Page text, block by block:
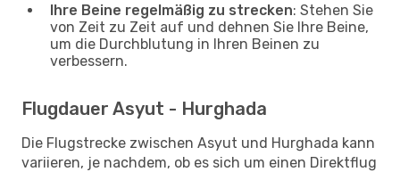
Ihre Beine regelmäßig zu strecken: Stehen Sie
von Zeit zu Zeit auf und dehnen Sie Ihre Beine,
um die Durchblutung in Ihren Beinen zu
verbessern.
Flugdauer Asyut - Hurghada
Die Flugstrecke zwischen Asyut und Hurghada kann
variieren, je nachdem, ob es sich um einen Direktflug